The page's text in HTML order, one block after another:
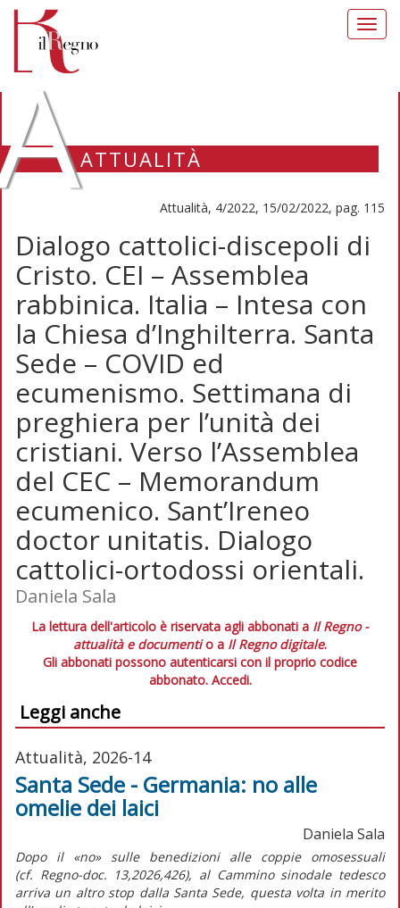
ATTUALITÀ
Attualità, 4/2022, 15/02/2022, pag. 115
Dialogo cattolici-discepoli di
Cristo. CEI – Assemblea
rabbinica. Italia – Intesa con
la Chiesa d’Inghilterra. Santa
Sede – COVID ed
ecumenismo. Settimana di
preghiera per l’unità dei
cristiani. Verso l’Assemblea
del CEC – Memorandum
ecumenico. Sant’Ireneo
doctor unitatis. Dialogo
cattolici-ortodossi orientali.
Daniela Sala
La lettura dell'articolo è riservata agli abbonati a Il Regno -
attualità e documentio a Il Regno digitale.
Gli abbonati possono autenticarsi con il proprio codice
abbonato. Accedi.
Leggi anche
Attualità, 2026-14
Santa Sede - Germania: no alle
omelie dei laici
Daniela Sala
Dopo il «no» sulle benedizioni alle coppie omosessuali
(cf. Regno-doc. 13,2026,426), al Cammino sinodale tedesco
arriva un altro stop dalla Santa Sede, questa volta in merito